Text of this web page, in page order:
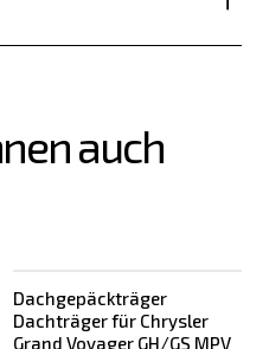
auch
Dachgepäckträger
Dachträger für Chrysler
Grand Voyager GH/GS MPV